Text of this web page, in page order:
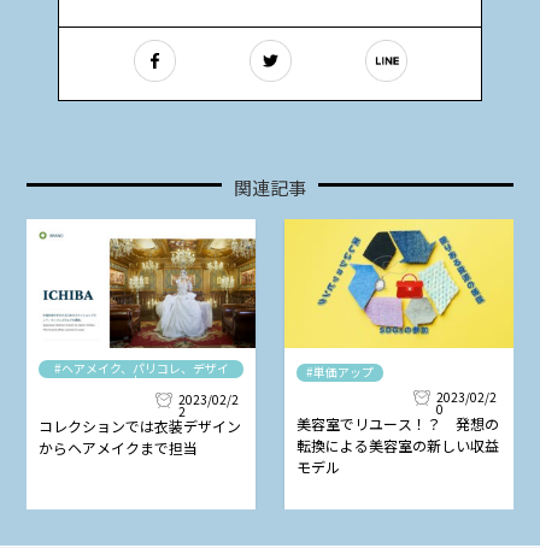
関連記事
#ヘアメイク、パリコレ、デザイ
ナー
2023/02/2
2
コレクションでは衣装デザイン
からヘアメイクまで担当
#単価アップ
2023/02/2
0
美容室でリユース！？ 発想の
転換による美容室の新しい収益
モデル